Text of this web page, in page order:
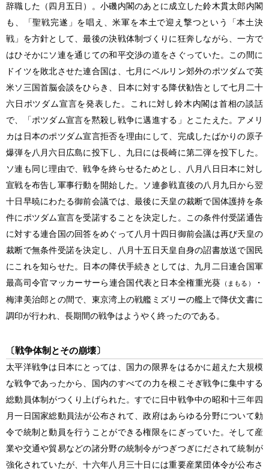
辞職した（四月五日）。小磯内閣のあとに成立した鈴木貫太郎内閣
も、「聖戦完遂」を唱え、米軍を本土で迎え撃つという「本土決
戦」を方針として、最後の決戦体制づくりに狂奔しながら、一方で
はひそかにソ連を通じての和平交渉の道をさぐっていた。この間に
ドイツを敗北させた連合国は、七月にベルリン郊外のポツダムで英
米ソ三国首脳会談をひらき、日本に対する降伏勧告として七月二十
六日ポツダム宣言を発表した。これに対し鈴木内閣は首相の談話
で、「ポツダム宣言を黙殺し戦争に邁進する」とこたえた。アメリ
カは日本のポツダム宣言拒否を理由にして、完成したばかりの原子
爆弾を八月六日広島に投下し、九日には長崎に第二弾を投下した。
ソ連も同じ理由で、戦争を終らせるためとし、八月八日日本に対し
宣戦を布告し軍事行動を開始した。ソ連参戦直後の八月九日から翌
十日早暁にわたる御前会議では、最後に天皇の裁断で国体護持を条
件にポツダム宣言を受諾することを決定した。この条件付受諾通告
に対する連合国の回答をめぐって八月十四日御前会議は再び天皇の
裁断で無条件受諾を決定し、八月十五日天皇自身の詔書放送で国民
にこれを知らせた。日本の降伏手続きとしては、九月二日連合国軍
最高司令官マッカーサーら連合国代表と日本全権重光葵 （まもる）
・
梅津美治郎との間で、東京湾上の戦艦ミズリーの艦上で降伏文書に
調印が行われ、長期間の戦争はようやく終ったのである。
〔戦争体制とその崩壊〕
太平洋戦争は日本にとっては、国力の限界をはるかに超えた大規模
な戦争であったから、国内のすべての力を根こそぎ戦争に集中する
総動員体制がつくり上げられた。すでに日中戦争中の昭和十三年四
月一日国家総動員法が公布されて、政府はあらゆる分野について勅
令で統制と動員を行うことができる権限をにぎっていた。そして産
業や交通や貿易などの諸分野の統制令がつぎつぎにだされて統制が
強化されていたが、十六年八月三十日には重要産業団体令が公布さ